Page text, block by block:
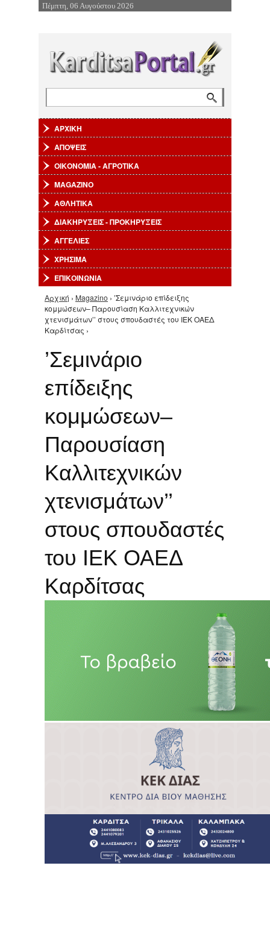
Επιστροφή στην Πλοήγηση
Πέμπτη, 06 Αυγούστου 2026
ΑΡΧΙΚΗ
ΑΠΟΨΕΙΣ
ΟΙΚΟΝΟΜΙΑ - ΑΓΡΟΤΙΚΑ
MAGAZINO
ΑΘΛΗΤΙΚΑ
ΔΙΑΚΗΡΥΞΕΙΣ - ΠΡΟΚΗΡΥΞΕΙΣ
ΑΓΓΕΛΙΕΣ
ΧΡΗΣΙΜΑ
ΕΠΙΚΟΙΝΩΝΙΑ
Είστε εδώ
Αρχική › Magazino › ’Σεμινάριο επίδειξης
κομμώσεων– Παρουσίαση Καλλιτεχνικών
χτενισμάτων’’ στους σπουδαστές του ΙΕΚ ΟΑΕΔ
Καρδίτσας ›
’Σεμινάριο
επίδειξης
κομμώσεων–
Παρουσίαση
Καλλιτεχνικών
χτενισμάτων’’
στους σπουδαστές
του ΙΕΚ ΟΑΕΔ
Καρδίτσας